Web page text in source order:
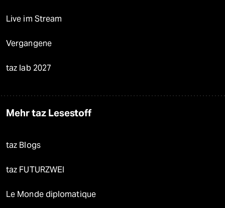
Live im Stream
Vergangene
taz lab 2027
Mehr taz Lesestoff
taz Blogs
taz FUTURZWEI
Le Monde diplomatique